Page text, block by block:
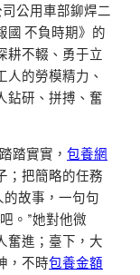
公用車部鉚焊二
國 不負時期》的
耕不輟、勇于立
的勞模精力、
鉆研、拼搏、奮
踏實實，包養網
；把簡略的任務
故事，一句句
。”她對他微
奮進；臺下，大
，不時包養金額